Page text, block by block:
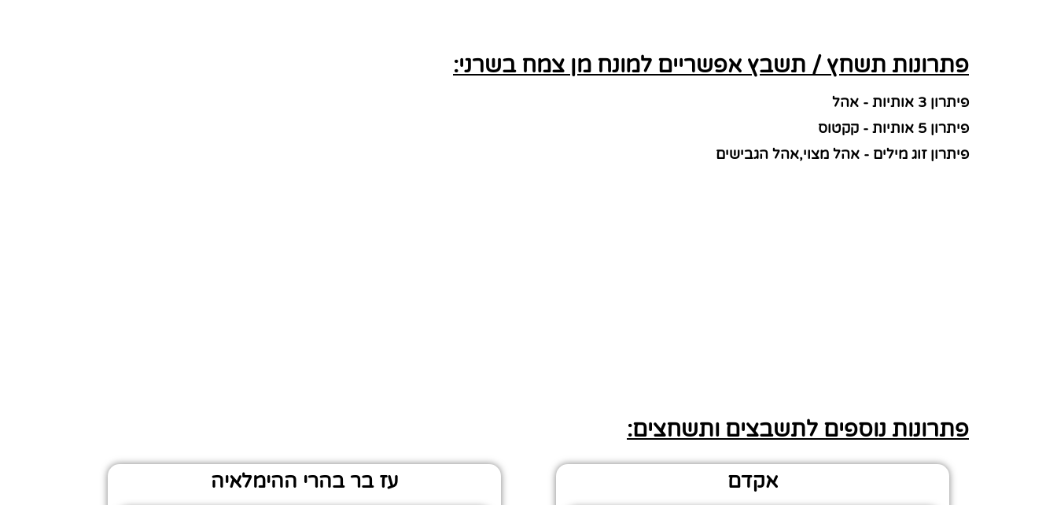
פתרונות תשחץ / תשבץ אפשריים למונח מן צמח בשרני:
פיתרון 3 אותיות - אהל
פיתרון 5 אותיות - קקטוס
פיתרון זוג מילים - אהל מצוי,אהל הגבישים
פתרונות נוספים לתשבצים ותשחצים:
אקדם עז בר בהרי ההימלאיה